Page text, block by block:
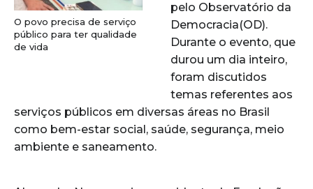
O povo precisa de serviço
público para ter qualidade
de vida
pelo Observatório da
Democracia(OD).
Durante o evento, que
durou um dia inteiro,
foram discutidos
temas referentes aos
serviços públicos em diversas áreas no Brasil
como bem-estar social, saúde, segurança, meio
ambiente e saneamento.